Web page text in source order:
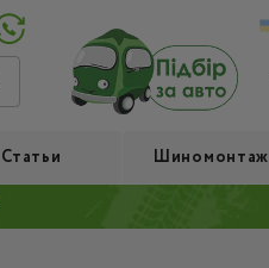
Статьи Шиномонтаж